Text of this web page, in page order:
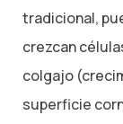
tradicional,
crezcan
colgajo
superficie